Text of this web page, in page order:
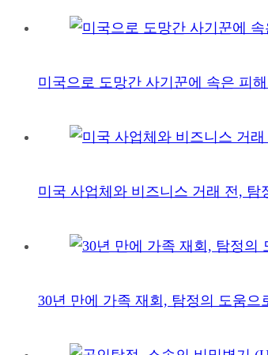
미국으로 도망간 사기꾼에 속은 피
미국 사업체와 비즈니스 거래 전, 탐
30년 만에 가족 재회, 탐정의 도움으